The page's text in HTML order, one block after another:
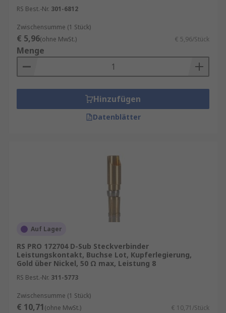
RS Best.-Nr. 301-6812
Zwischensumme (1 Stück)
€ 5,96(ohne MwSt.) € 5,96/Stück
Menge
Hinzufügen
Datenblätter
Auf Lager
RS PRO 172704 D-Sub Steckverbinder
Leistungskontakt, Buchse Lot, Kupferlegierung,
Gold über Nickel, 50 Ω max, Leistung 8
RS Best.-Nr. 311-5773
Zwischensumme (1 Stück)
€ 10,71(ohne MwSt.) € 10,71/Stück